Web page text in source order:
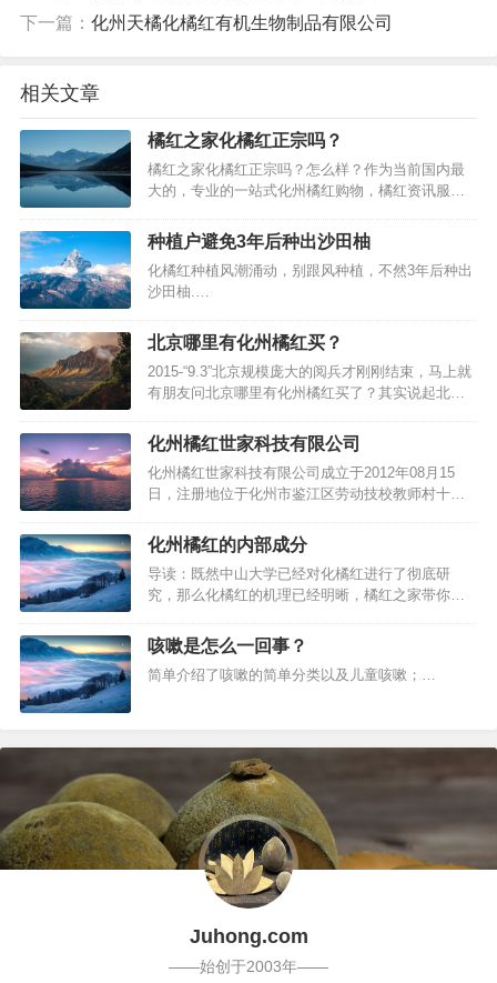
下一篇： 化州天橘化橘红有机生物制品有限公司
相关文章
橘红之家化橘红正宗吗？
橘红之家化橘红正宗吗？怎么样？作为当前国内最
大的，专业的一站式化州橘红购物，橘红资讯服务
州橘红原产地化州厂家购买没有区别。橘红之家保
证产品百分百原产地发货，7天无条件退货，产品假
一罚十。支持支付宝担保交易，支持货到付款，先
验货再收货，即使收货后不满意，依旧…
种植户避免3年后种出沙田柚
化橘红种植风潮涌动，别跟风种植，不然3年后种出
沙田柚.…
北京哪里有化州橘红买？
2015-“9.3”北京规模庞大的阅兵才刚刚结束，马上就
有朋友问北京哪里有化州橘红买了？其实说起北
化州考察化橘红。北京是一个重度缺乏化橘红的地
方，尤其需要化州橘红，北京专家认为化橘红可能
对阴霾引起的呼吸道问题起良好的作用。当然我们
的中山大学苏薇薇教授（中山…
化州橘红世家科技有限公司
化州橘红世家科技有限公司成立于2012年08月15
日，注册地位于化州市鉴江区劳动技校教师村十五
妹。经营范围包括化橘红产品的研究、开发、信息
技术咨询；销售：化橘红产品[批发兼零售：预包装
食品、散装食品（食用油，干果，坚果，肉类熟食
制品，蛋及蛋类制品，面粉…
化州橘红的内部成分
导读：既然中山大学已经对化橘红进行了彻底研
究，那么化橘红的机理已经明晰，橘红之家带你来
为15%，黄酮类成分主要有柚皮甙（Navingin）,野
漆树甙（Rhoifolin）；还含有异欧前胡素
（lsoimperator）,佛手内脂（Borgapten）挥发油
咳嗽是怎么一回事？
简单介绍了咳嗽的简单分类以及儿童咳嗽；…
Juhong.com
——始创于2003年——